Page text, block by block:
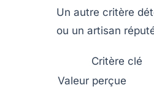
Un autre critère
ou un artisan
Critère clé
Valeur perçue